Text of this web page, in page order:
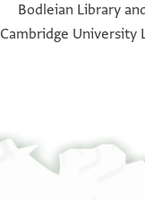
Bodleian Library
Cambridge University